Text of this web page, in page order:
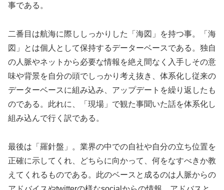
事である。
二番目は航海に際ししっかりした「海図」を持つ事。「海
図」とは個人として保持するデーターベースである。独自
の人脈やネットから必要な情報を絶え間なく入手しその意
味や背景を自分の頭でしっかり考え抜き、体系化し従来の
データーベースに組み込み、アップデートを繰り返したも
のである。此れに、「現場」で観た事聞いた話を体系化し
組み込んで行く訳である。
最後は「羅針盤」。業界の中での自社や自分の立ち位置を
正確に示してくれ、どちらに向かって、何をなすべきか教
えてくれるものである。此のベースと成るのは人脈からの